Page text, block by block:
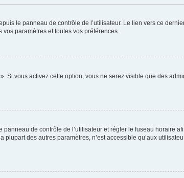
le panneau de contrôle de l’utilisateur. Le lien vers ce
paramètres et toutes vos préférences.
Si vous activez cette option, vous ne serez visible que des
de contrôle de l’utilisateur et régler le fuseau horaire
des autres paramètres, n’est accessible qu’aux